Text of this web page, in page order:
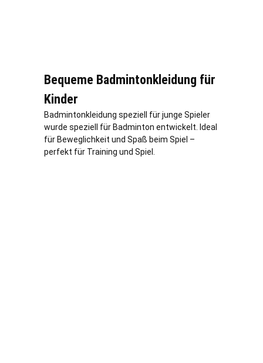
Bequeme Badmintonkleidung für
Kinder
Badmintonkleidung speziell für junge Spieler
wurde speziell für Badminton entwickelt. Ideal
für Beweglichkeit und Spaß beim Spiel –
perfekt für Training und Spiel.